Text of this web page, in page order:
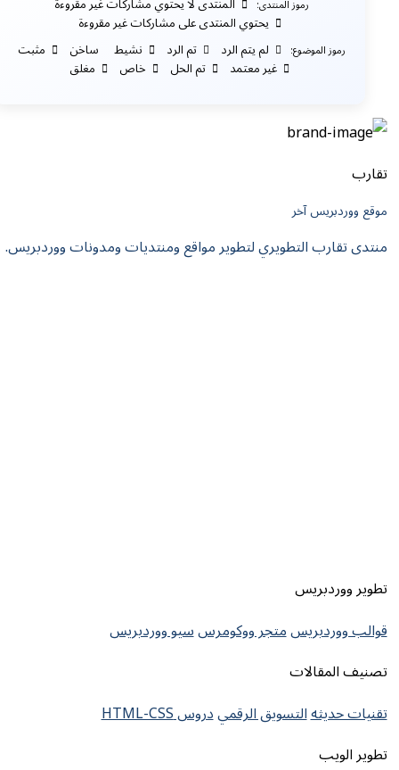
رموز المنتدى:
يحتوي المنتدى على مشاركات غير مقروءة
رموز الموضوع: لم يتم الرد تم الرد نشيط ساخن مثبت
غير معتمد تم الحل خاص مغلق
تقارب
موقع ووردبريس آخر
منتدى تقارب التطويري لتطوير مواقع ومنتديات ومدونات ووردبريس.
تطوير ووردبريس
قوالب ووردبريسمتجر ووكومرسسيو ووردبريس
تصنيف المقالات
تقنيات حديثهالتسويق الرقميدروس HTML-CSS
تطوير الويب